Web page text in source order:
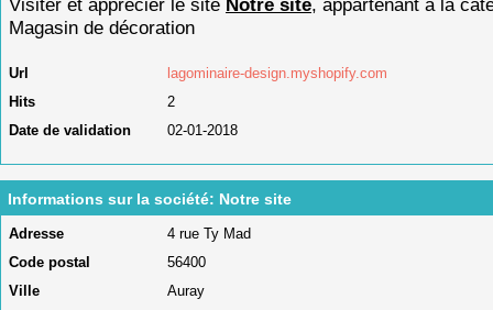
Visiter et apprécier le site Notre site, appartenant à la
Magasin de décoration
Url
lagominaire-design.myshopify.com
Hits
2
Date de validation
02-01-2018
Informations sur la société: Notre site
Adresse
4 rue Ty Mad
Code postal
56400
Ville
Auray